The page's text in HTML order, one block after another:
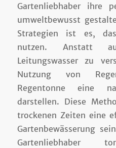
Gartenliebhaber ihre
umweltbewusst
Strategien ist es,
nutzen. Anstatt
Leitungswasser zu
Nutzung von
Regentonne eine
darstellen. Diese
trockenen Zeiten eine
Gartenbewässerung
Gartenliebhaber